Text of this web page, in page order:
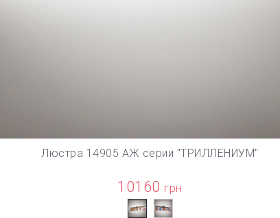
В КОРЗИНУ
Люстра 14905 АЖ серии "ТРИЛЛЕНИУМ"
10160 грн